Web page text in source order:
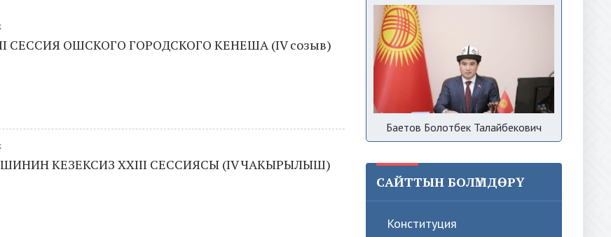
СЕССИЯ ОШСКОГО ГОРОДСКОГО КЕНЕША (IV созыв)
КЕЗЕКСИЗ ХXIII СЕССИЯСЫ (IV ЧАКЫРЫЛЫШ)
Баетов Болотбек Талайбекович
САЙТТЫН БОЛҮМДӨРҮ
Конституция